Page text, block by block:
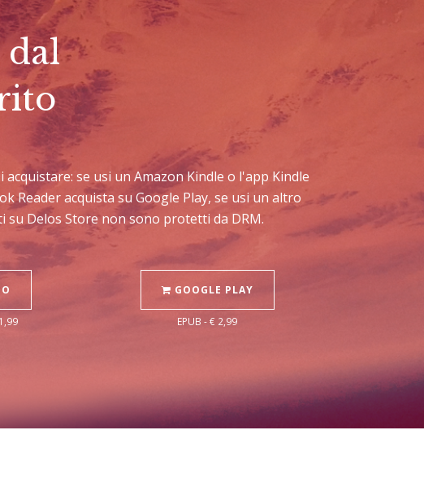
dal
se usi un Amazon Kindle o l'app Kindle
Reader acquista su Google Play, se usi un altro
Delos Store non sono protetti da DRM.
GOOGLE PLAY
EPUB - € 2,99